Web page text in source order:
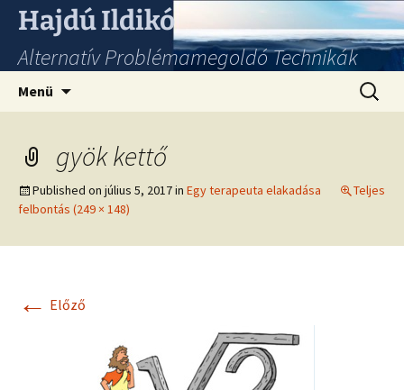
Hajdú Ildikó
Alternatív Problémamegoldó Technikák
Menü
gyök kettő
Published on július 5, 2017in Egy terapeuta elakadása
Teljes
felbontás (249 × 148)
← Előző